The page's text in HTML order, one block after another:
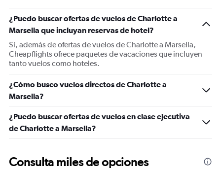
¿Puedo buscar ofertas de vuelos de Charlotte a
Marsella que incluyan reservas de hotel?
Sí, además de ofertas de vuelos de Charlotte a Marsella,
Cheapflights ofrece paquetes de vacaciones que incluyen
tanto vuelos como hoteles.
¿Cómo busco vuelos directos de Charlotte a
Marsella?
¿Puedo buscar ofertas de vuelos en clase ejecutiva
de Charlotte a Marsella?
Consulta miles de opciones